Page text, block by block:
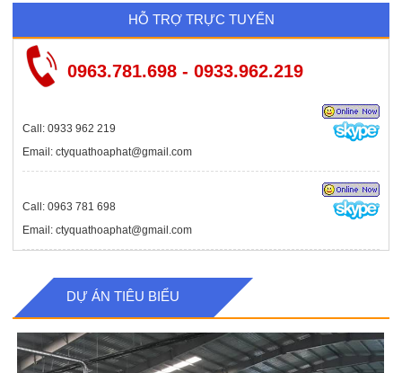
HỖ TRỢ TRỰC TUYẾN
0963.781.698 - 0933.962.219
Call: 0933 962 219
Email: ctyquathoaphat@gmail.com
Call: 0963 781 698
Email: ctyquathoaphat@gmail.com
DỰ ÁN TIÊU BIỂU